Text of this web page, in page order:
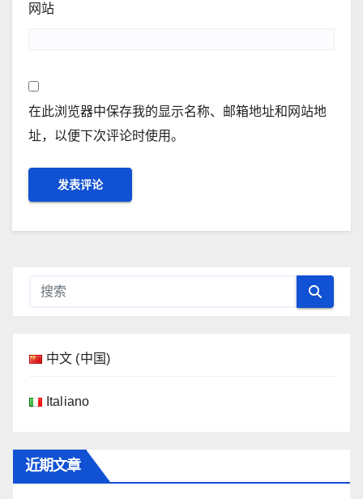
网站
在此浏览器中保存我的显示名称、邮箱地址和网站地
址，以便下次评论时使用。
中文 (中国)
Italiano
近期文章